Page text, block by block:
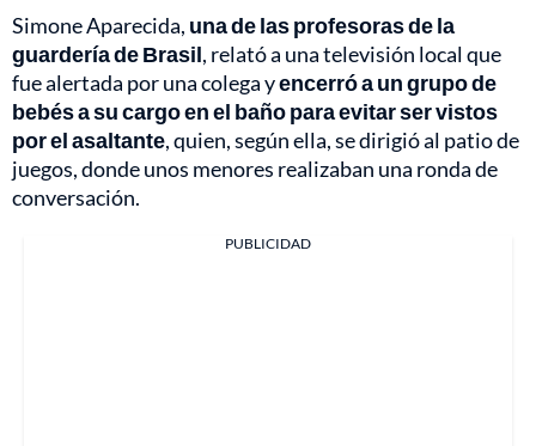
Simone Aparecida, una de las profesoras de la
guardería de Brasil, relató a una televisión local que
fue alertada por una colega yencerró a un grupo de
bebés a su cargo en el baño para evitar ser vistos
por el asaltante, quien, según ella, se dirigió al patio de
juegos, donde unos menores realizaban una ronda de
conversación.
PUBLICIDAD